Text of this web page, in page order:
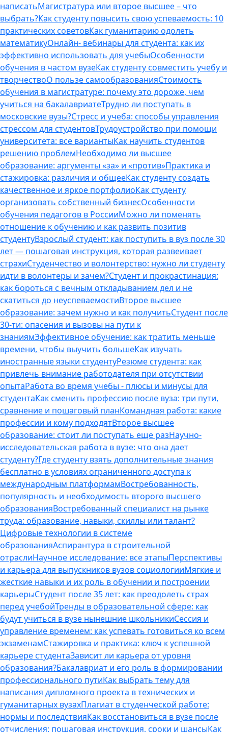
написатьМагистратура или второе высшее – что
выбрать?Как студенту повысить свою успеваемость: 10
практических советовКак гуманитарию одолеть
математикуОнлайн- вебинары для студента: как их
эффективно использовать для учебыОсобенности
обучения в частом вузеКак студенту совместить учебу и
творчествоО пользе самообразованияСтоимость
обучения в магистратуре: почему это дороже, чем
учиться на бакалавриатеТрудно ли поступать в
московские вузы?Стресс и учеба: способы управления
стрессом для студентовТрудоустройство при помощи
университета: все вариантыКак научить студентов
решению проблемНеобходимо ли высшее
образование: аргументы «за» и «против»Практика и
стажировка: различия и общееКак студенту создать
качественное и яркое портфолиоКак студенту
организовать собственный бизнесОсобенности
обучения педагогов в РоссииМожно ли поменять
отношение к обучению и как развить позитив
студентуВзрослый студент: как поступить в вуз после 30
лет — пошаговая инструкция, которая развеивает
страхиСтуденчество и волонтерство: нужно ли cтуденту
идти в волонтеры и зачем?Студент и прокрастинация:
как бороться с вечным откладыванием дел и не
скатиться до неуспеваемостиВторое высшее
образование: зачем нужно и как получитьСтудент после
30-ти: опасения и вызовы на пути к
знаниямЭффективное обучение: как тратить меньше
времени, чтобы выучить большеКак изучать
иностранные языки студентуРезюме студента: как
привлечь внимание работодателя при отсутствии
опытаРабота во время учебы - плюсы и минусы для
студентаКак сменить профессию после вуза: три пути,
сравнение и пошаговый планКомандная работа: какие
профессии и кому подходятВторое высшее
образование: стоит ли поступать еще разНаучно-
исследовательская работа в вузе: что она дает
студенту?Где студенту взять дополнительные знания
бесплатно в условиях ограниченного доступа к
международным платформамВостребованность,
популярность и необходимость второго высшего
образованияВостребованный специалист на рынке
труда: образование, навыки, скиллы или талант?
Цифровые технологии в системе
образованияАспирантура в строительной
отраслиНаучное исследование: все этапыПерспективы
и карьера для выпускников вузов социологииМягкие и
жесткие навыки и их роль в обучении и построении
карьерыСтудент после 35 лет: как преодолеть страх
перед учебойТренды в образовательной сфере: как
будут учиться в вузе нынешние школьникиСессия и
управление временем: как успевать готовиться ко всем
экзаменамСтажировка и практика: ключ к успешной
карьере студентаЗависит ли карьера от уровня
образования?Бакалавриат и его роль в формировании
профессионального путиКак выбрать тему для
написания дипломного проекта в технических и
гуманитарных вузахПлагиат в студенческой работе:
нормы и последствияКак восстановиться в вузе после
отчисления: пошаговая инструкция, сроки и шансыКак